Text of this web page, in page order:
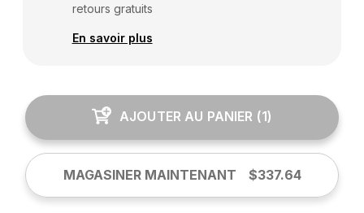
retours gratuits
En savoir plus
AJOUTER AU PANIER (1)
MAGASINER MAINTENANT $337.64